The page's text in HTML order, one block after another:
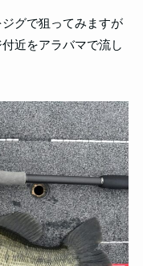
グで狙ってみますが
近をアラバマで流し